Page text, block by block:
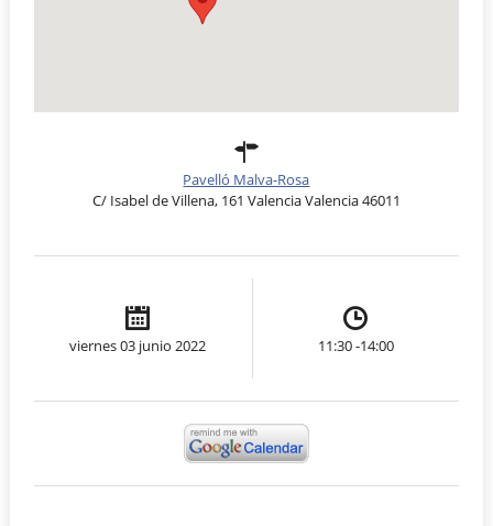
Pavelló Malva-Rosa
C/ Isabel de Villena, 161 Valencia Valencia 46011
viernes 03 junio 2022 11:30 -14:00